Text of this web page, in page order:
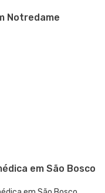
Notredame
em São Bosco